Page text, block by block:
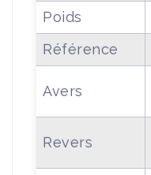
Poids
Référence
Avers
Revers